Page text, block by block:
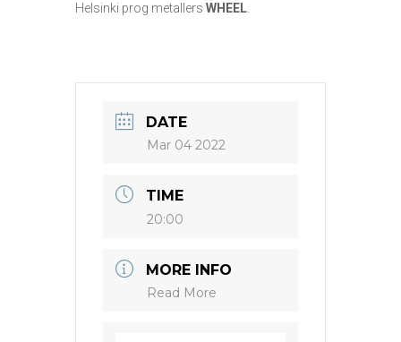
Helsinki prog metallers WHEEL
DATE
Mar 04 2022
TIME
20:00
MORE INFO
Read More